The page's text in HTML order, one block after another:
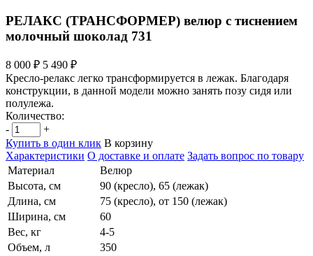
РЕЛАКС (ТРАНСФОРМЕР) велюр с тиснением
молочный шоколад 731
8 000 ₽ 5 490 ₽
Кресло-релакс легко трансформируется в лежак. Благодаря
конструкции, в данной модели можно занять позу сидя или
полулежа.
Количество:
-
+
Купить в один клик В корзину
Характеристики О доставке и оплате Задать вопрос по товару
Материал
Велюр
Высота, см
90 (кресло), 65 (лежак)
Длина, см
75 (кресло), от 150 (лежак)
Ширина, см
60
Вес, кг
4-5
Объем, л
350